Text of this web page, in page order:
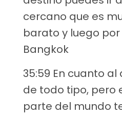
cercano que es
barato y luego
Bangkok
35:59 En cuanto
de todo tipo, pero
parte del mundo